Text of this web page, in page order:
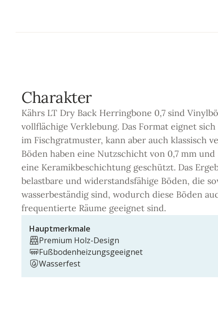
Charakter
Kährs LT Dry Back Herringbone 0,7 sind
vollflächige Verklebung. Das Format eignet
im Fischgratmuster, kann aber auch klassisch
Böden haben eine Nutzschicht von 0,7 mm
eine Keramikbeschichtung geschützt. Das
belastbare und widerstandsfähige Böden, die
wasserbeständig sind, wodurch diese Böden
frequentierte Räume geeignet sind.
Hauptmerkmale
Premium Holz-Design
Fußbodenheizungsgeeignet
Wasserfest